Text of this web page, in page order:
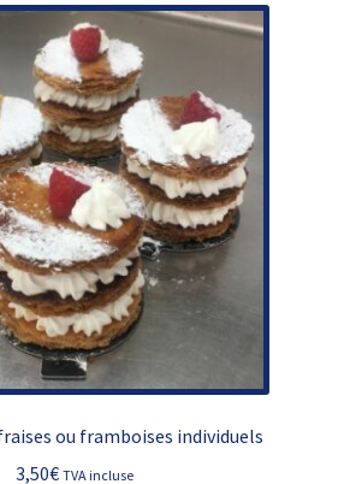
Les
peuvent
être
choisies
sur
la
page
du
ou framboises individuels
3,50€ TVA incluse